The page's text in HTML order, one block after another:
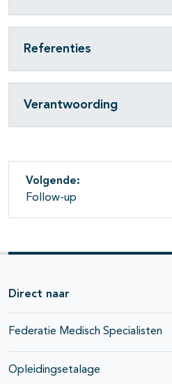
Referenties
Verantwoording
Volgende:
Follow-up
Direct naar
Federatie Medisch Specialisten
Opleidingsetalage